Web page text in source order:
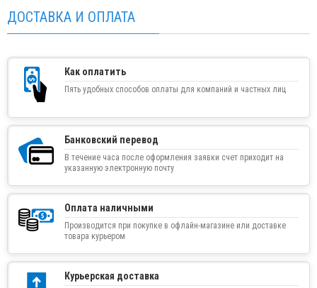
ДОСТАВКА И ОПЛАТА
Как оплатить
Пять удобных способов оплаты для компаний и частных лиц
Банковский перевод
В течение часа после оформления заявки счет приходит на
указанную электронную почту
Оплата наличными
Производится при покупке в офлайн-магазине или доставке
товара курьером
Курьерская доставка